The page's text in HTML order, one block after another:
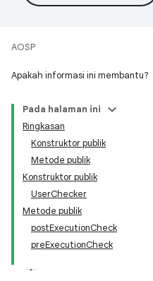
AOSP
Apakah informasi ini membantu?
Pada halaman ini
Ringkasan
Konstruktor publik
Metode publik
Konstruktor publik
UserChecker
Metode publik
postExecutionCheck
preExecutionCheck